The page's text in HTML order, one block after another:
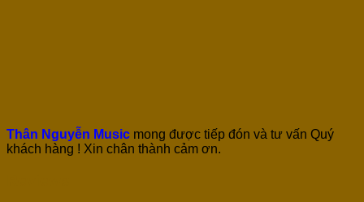
Thân Nguyễn Music mong được tiếp đón và tư vấn Quý
khách hàng ! Xin chân thành cảm ơn.